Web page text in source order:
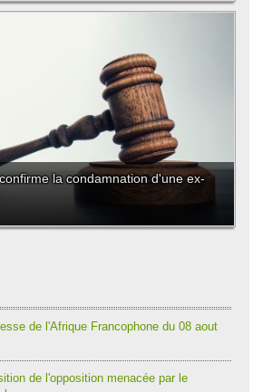
la condamnation d'une ex-
de l'Afrique Francophone du 08 aout
de l'opposition menacée par le